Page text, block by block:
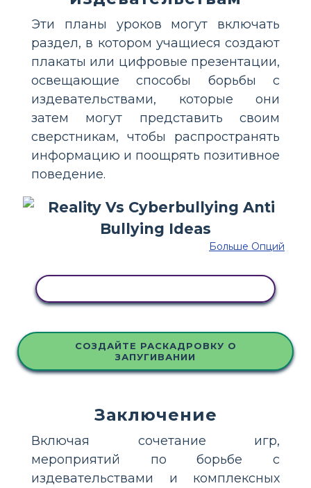
Эти планы уроков могут включать
раздел, в котором учащиеся создают
плакаты или цифровые презентации,
освещающие способы борьбы с
издевательствами, которые они
затем могут представить своим
сверстникам, чтобы распространять
информацию и поощрять позитивное
поведение.
Больше Опций
СОЗДАЙТЕ РАСКАДРОВКУ О
ЗАПУГИВАНИИ
Заключение
Включая сочетание игр,
мероприятий по борьбе с
издевательствами и комплексных